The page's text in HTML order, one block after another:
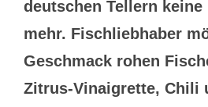
deutschen Tellern keine
mehr. Fischliebhaber
Geschmack rohen
Zitrus-Vinaigrette, Chili